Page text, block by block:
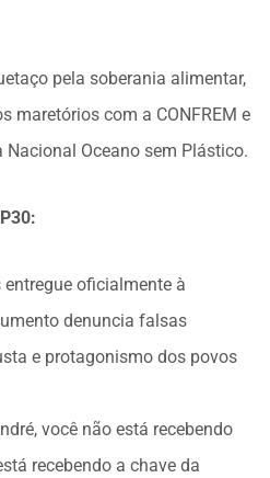
pela soberania alimentar,
maretórios com a CONFREM e
Oceano sem Plástico.
oficialmente à
denuncia falsas
e protagonismo dos povos
você não está recebendo
recebendo a chave da